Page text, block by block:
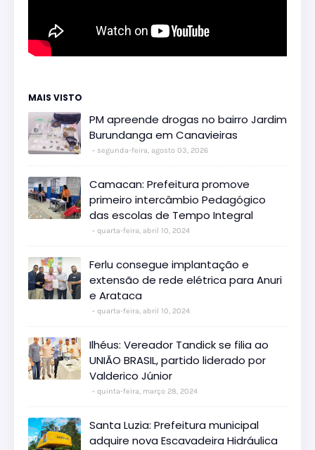
MAIS VISTO
PM apreende drogas no bairro Jardim
Burundanga em Canavieiras
segunda-feira, agosto 03, 2026
Camacan: Prefeitura promove
primeiro intercâmbio Pedagógico
das escolas de Tempo Integral
quarta-feira, abril 10, 2024
Ferlu consegue implantação e
extensão de rede elétrica para Anuri
e Arataca
quarta-feira, abril 10, 2024
Ilhéus: Vereador Tandick se filia ao
UNIÃO BRASIL, partido liderado por
Valderico Júnior
quinta-feira, março 28, 2024
Santa Luzia: Prefeitura municipal
adquire nova Escavadeira Hidráulica